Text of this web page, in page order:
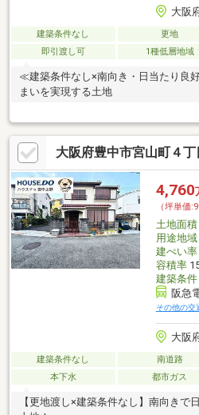
大阪
建築条件なし 更地
即引渡し可
1種低層地域
≪建築条件なし×南向き・日当たり良
まいを実現する土地
大阪府豊中市宮山町４丁
4,760
（坪単価
土地面積
用途地域
建ぺい率
容積率
建築条件
阪急
その他の交
大阪
建築条件なし 南道路
本下水
都市ガス
【更地渡し×建築条件なし】南向きで